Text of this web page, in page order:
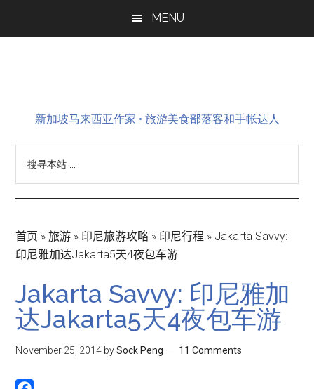
MENU
新加坡马来西亚作家 • 旅游美食部落客和手帐达人
首页 »旅游 » 印尼旅游攻略 » 印尼行程 » Jakarta Savvy:
印尼雅加达Jakarta5天4夜包车游
Jakarta Savvy: 印尼雅加
达Jakarta5天4夜包车游
November 25, 2014 bySock Peng 11 Comments